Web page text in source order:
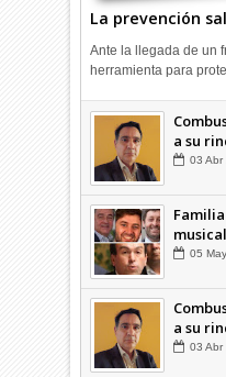
La prevención
Ante la llegada de un
herramienta para
09 Dic
a su
03Abr
Familia
musical"
05
a su